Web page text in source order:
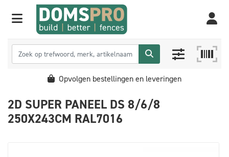
Opvolgen bestellingen en leveringen
2D SUPER PANEEL DS 8/6/8
250X243CM RAL7016